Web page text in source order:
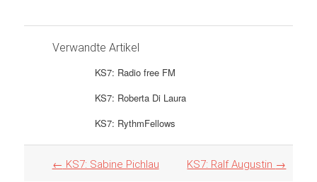
Verwandte Artikel
KS7: Radio free FM
KS7: Roberta Di Laura
KS7: RythmFellows
Artikel
← KS7: Sabine Pichlau KS7: Ralf Augustin →